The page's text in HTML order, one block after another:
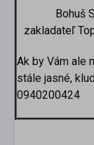
Bohuš
zakladateľ
Ak by Vám ale
stále jasné,
0940200424